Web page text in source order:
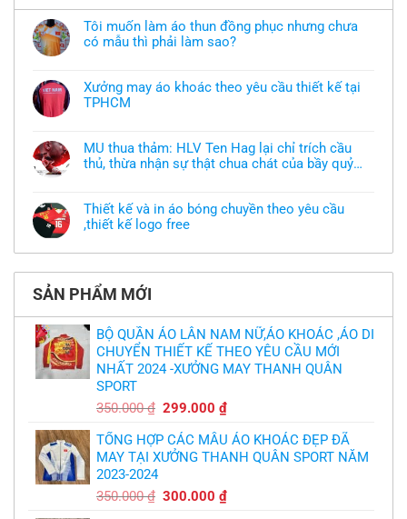
Tôi muốn làm áo thun đồng phục nhưng chưa
có mẫu thì phải làm sao?
bình
luận
ở
áo
thun
đồng
chưa
có
mẫu
thì
làm
Xưởng may áo khoác theo yêu cầu thiết kế tại
TPHCM
bình
luận
ở
khoác
theo
yêu
thiết
tại
TPHCM
MU thua thảm: HLV Ten Hag lại chỉ trích cầu
thủ, thừa nhận sự thật chua chát của bầy quỷ
bình
luận
ở
thảm:
Hag
lại
trích
cầu
thủ,
thừa
nhận
sự
thật
chát
bầy
quỷ
nhỏ
Thiết kế và in áo bóng chuyền theo yêu cầu
,thiết kế logo free
có
luận
Thiết
và
in
áo
bóng
chuyền
theo
,thiết
free
SẢN PHẨM MỚI
BỘ QUẦN ÁO LÂN NAM NỮ,ÁO KHOÁC ,ÁO DI
CHUYỂN THIẾT KẾ THEO YÊU CẦU MỚI
NHẤT 2024 -XƯỞNG MAY THANH QUÂN
SPORT
350.000₫ Giá
là:
350.000 ₫.
299.000₫Giá
tại
là:
TỔNG HỢP CÁC MẪU ÁO KHOÁC ĐẸP ĐÃ
MAY TẠI XƯỞNG THANH QUÂN SPORT NĂM
2023-2024
350.000₫ Giá
300.000₫Giá